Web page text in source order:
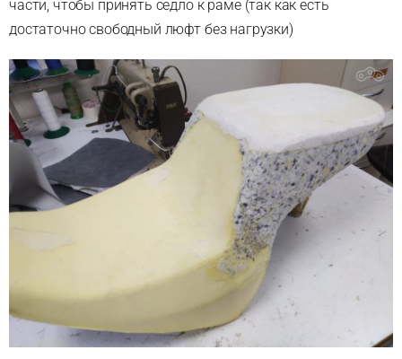
части, чтобы принять седло к раме (так как есть
достаточно свободный люфт без нагрузки)